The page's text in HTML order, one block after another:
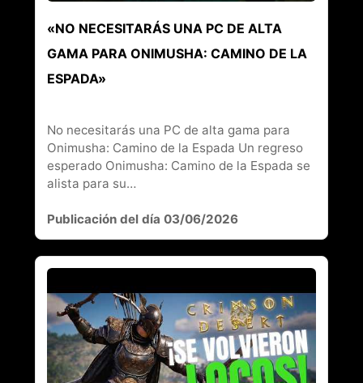
«NO NECESITARÁS UNA PC DE ALTA
GAMA PARA ONIMUSHA: CAMINO DE LA
ESPADA»
No necesitarás una PC de alta gama para
Onimusha: Camino de la Espada Un regreso
esperado Onimusha: Camino de la Espada se
alista para su…
Publicación del día 03/06/2026